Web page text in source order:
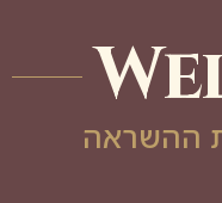
ההשראה